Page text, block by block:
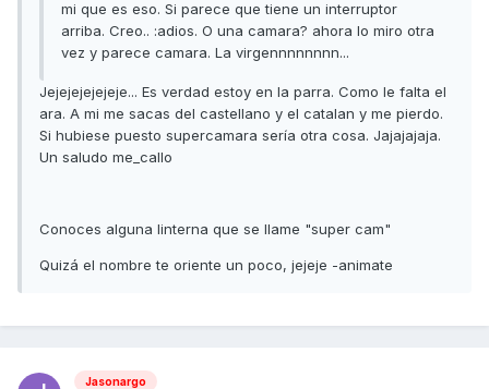
mi que es eso. Si parece que tiene un interruptor
arriba. Creo.. :adios. O una camara? ahora lo miro otra
vez y parece camara. La virgennnnnnnn...
Jejejejejejeje... Es verdad estoy en la parra. Como le falta el
ara. A mi me sacas del castellano y el catalan y me pierdo.
Si hubiese puesto supercamara sería otra cosa. Jajajajaja.
Un saludo me_callo
Conoces alguna linterna que se llame "super cam"
Quizá el nombre te oriente un poco, jejeje -animate
Jasonargo